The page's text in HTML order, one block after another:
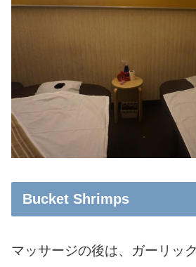
Bucket Shrimps
マッサージの後は、ガーリッ